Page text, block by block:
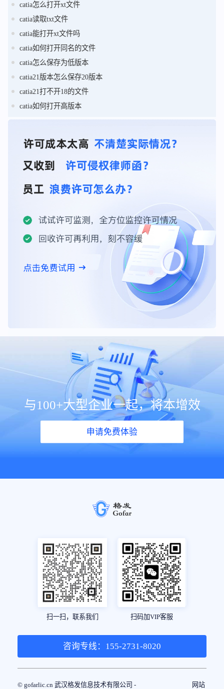
catia怎么打开xt文件
catia读取txt文件
catia能打开xt文件吗
catia如何打开同名的文件
catia怎么保存为低版本
catia21版本怎么保存20版本
catia21打不开18的文件
catia如何打开高版本
与100+大型企业一起，将本增效
申请免费体验
扫一扫，联系我们 扫码加VIP客服
咨询专线：155-2731-8020
© gofarlic.cn 武汉格发信息技术有限公司 - 网站